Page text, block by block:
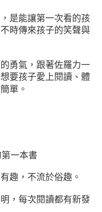
是能讓第一次看的孩
時傳來孩子的笑聲與
勇氣，跟著佐羅力一
要孩子愛上閱讀、體
單。
一本書
趣，不流於俗趣。
，每次閱讀都有新發